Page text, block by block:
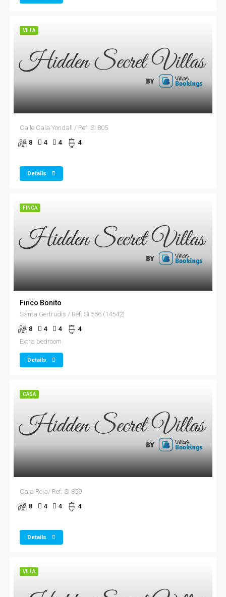
VILLA
Calle Cala Yondall / Ref; SI 805
8
4 4 4
Details
FINCA
Finco Bonito
Santa Gertrudis / Ref; SI 556 (14542)
8
4 4
4
Extra bedroom
Details
CASA
Cala Roja/ Ref; SI 859
8
4 4 4
Details
VILLA